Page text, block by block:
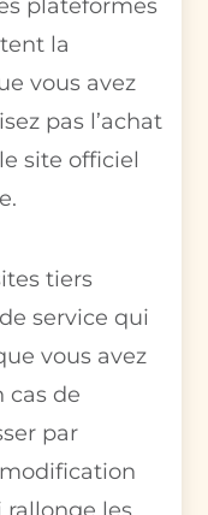
plateformes
la
vous avez
pas l’achat
site officiel
tiers
service qui
vous avez
cas de
par